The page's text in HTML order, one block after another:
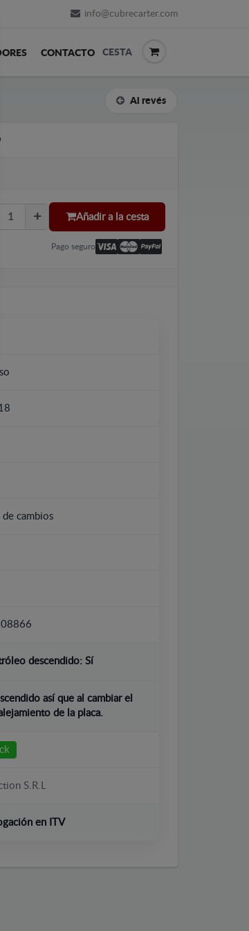
info@cubrecarter.com
CONTACTO CESTA
Al revés
Añadir a la cesta
Pago seguro
de cambios
descendido: Sí
así que al cambiar el
de la placa.
S.R.L
en ITV